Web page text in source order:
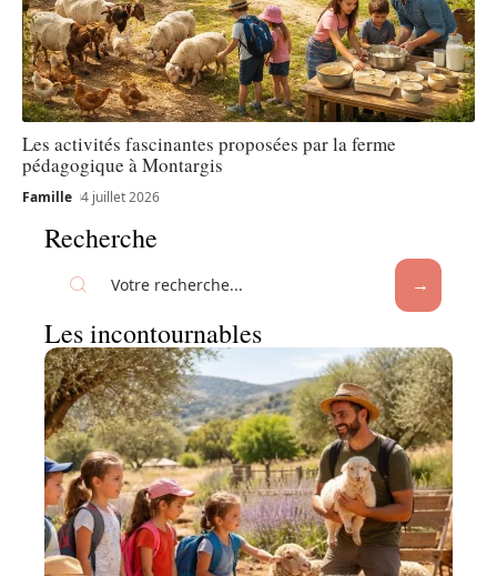
Les activités fascinantes proposées par la ferme
pédagogique à Montargis
Famille 4 juillet 2026
Recherche
Les incontournables